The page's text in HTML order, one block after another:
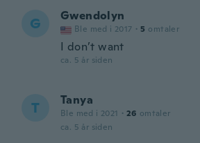
G Gwendolyn
Ble med i 2017 · 5 omtaler
I don’t want
ca. 5 år siden
T Tanya
Ble med i 2021 · 26 omtaler
ca. 5 år siden